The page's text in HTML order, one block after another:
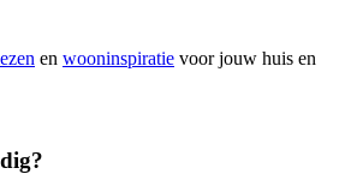
en wooninspiratie voor jouw huis en